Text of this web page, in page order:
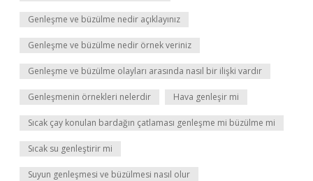
Genleşme ve büzülme nedir açıklayınız
Genleşme ve büzülme nedir örnek veriniz
Genleşme ve büzülme olayları arasında nasıl bir ilişki vardır
Genleşmenin örnekleri nelerdir Hava genleşir mi
Sıcak çay konulan bardağın çatlaması genleşme mi büzülme mi
Sıcak su genleştirir mi
Suyun genleşmesi ve büzülmesi nasıl olur